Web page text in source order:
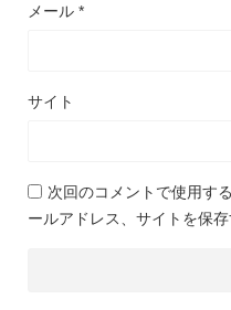
メール *
サイト
次回のコメントで使用す
ールアドレス、サイトを保存